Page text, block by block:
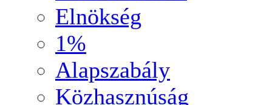
Elnökség
1%
Alapszabály
Közhasznúság